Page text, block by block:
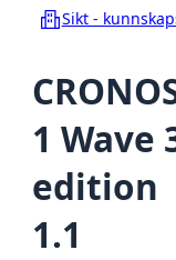
Sikt -
1 Wave
edition
1.1